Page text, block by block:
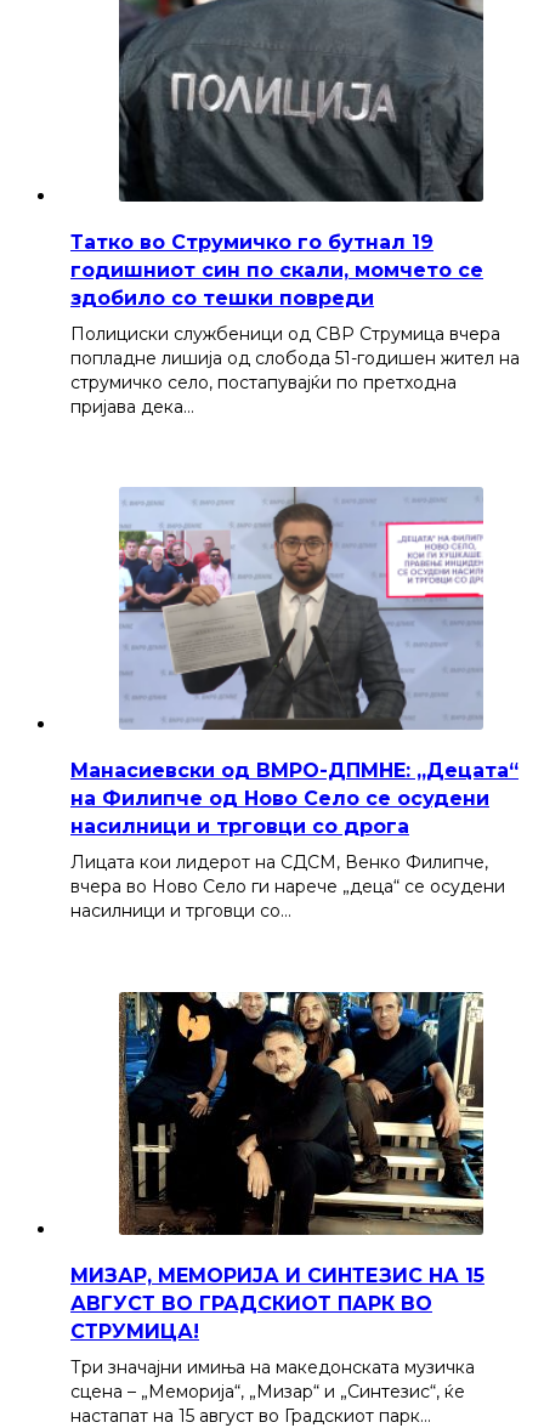
Татко во Струмичко го бутнал 19
годишниот син по скали, момчето се
здобило со тешки повреди
Полициски службеници од СВР Струмица вчера
попладне лишија од слобода 51-годишен жител на
струмичко село, постапувајќи по претходна
пријава дека…
Манасиевски од ВМРО-ДПМНЕ: „Децата“
на Филипче од Ново Село се осудени
насилници и трговци со дрога
Лицата кои лидерот на СДСМ, Венко Филипче,
вчера во Ново Село ги нарече „деца“ се осудени
насилници и трговци со…
МИЗАР, МЕМОРИЈА И СИНТЕЗИС НА 15
АВГУСТ ВО ГРАДСКИОТ ПАРК ВО
СТРУМИЦА!
Три значајни имиња на македонската музичка
сцена – „Меморија“, „Мизар“ и „Синтезис“, ќе
настапат на 15 август во Градскиот парк…